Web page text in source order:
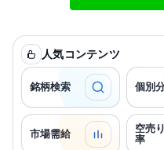
人気コンテンツ
銘柄検索 個別
市場需給
空売
率